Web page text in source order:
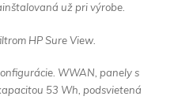
už pri výrobe.
HP Sure View.
WWAN, panely s
53 Wh, podsvietená